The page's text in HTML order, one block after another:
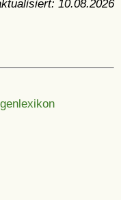
10.08.2026